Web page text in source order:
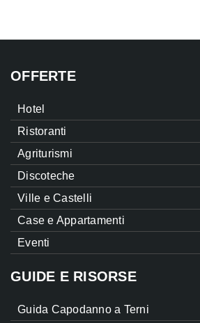
OFFERTE
Hotel
Ristoranti
Agriturismi
Discoteche
Ville e Castelli
Case e Appartamenti
Eventi
GUIDE E RISORSE
Guida Capodanno a Terni